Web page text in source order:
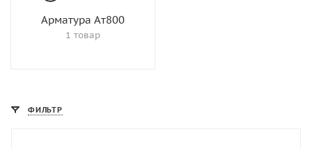
Арматура Ат800
1 товар
ФИЛЬТР